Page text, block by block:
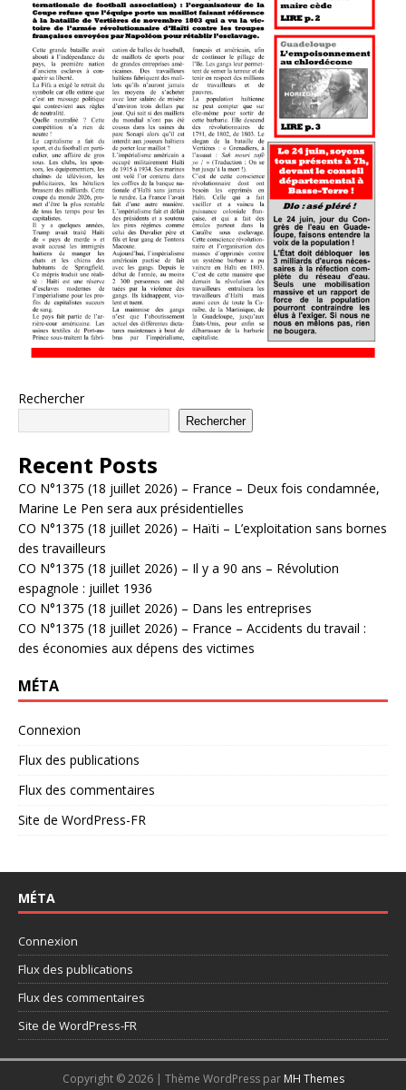
Rechercher
Rechercher
Recent Posts
CO N°1375 (18 juillet 2026) – France – Deux fois condamnée,
Marine Le Pen sera aux présidentielles
CO N°1375 (18 juillet 2026) – Haïti – L’exploitation sans bornes
des travailleurs
CO N°1375 (18 juillet 2026) – Il y a 90 ans – Révolution
espagnole : juillet 1936
CO N°1375 (18 juillet 2026) – Dans les entreprises
CO N°1375 (18 juillet 2026) – France – Accidents du travail :
des économies aux dépens des victimes
MÉTA
Connexion
Flux des publications
Flux des commentaires
Site de WordPress-FR
MÉTA
Connexion
Flux des publications
Flux des commentaires
Site de WordPress-FR
Copyright © 2026 | Thème WordPress par MH Themes